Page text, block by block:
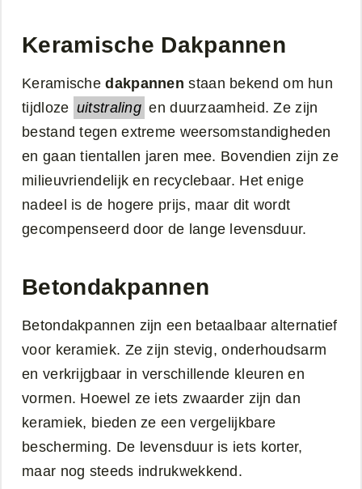
Keramische Dakpannen
Keramischedakpannen staan bekend om hun
tijdloze uitstraling en duurzaamheid. Ze zijn
bestand tegen extreme weersomstandigheden
en gaan tientallen jaren mee. Bovendien zijn ze
milieuvriendelijk en recyclebaar. Het enige
nadeel is de hogere prijs, maar dit wordt
gecompenseerd door de lange levensduur.
Betondakpannen
Betondakpannen zijn een betaalbaar alternatief
voor keramiek. Ze zijn stevig, onderhoudsarm
en verkrijgbaar in verschillende kleuren en
vormen. Hoewel ze iets zwaarder zijn dan
keramiek, bieden ze een vergelijkbare
bescherming. De levensduur is iets korter,
maar nog steeds indrukwekkend.